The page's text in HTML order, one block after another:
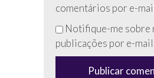
preencha
esse
campo
(anti-
comentários por e-
Notifique-me sobre
publicações por e-